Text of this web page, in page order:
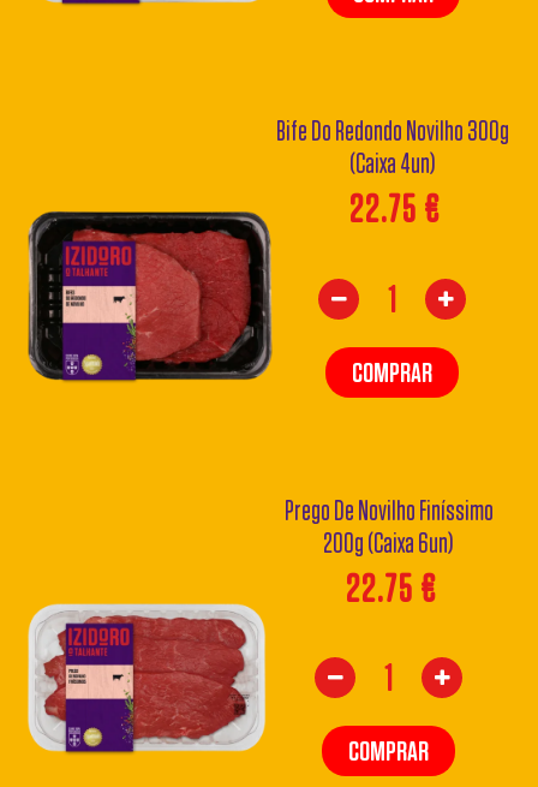
Bife Do Redondo Novilho 300g
(Caixa 4un)
22.75 €
COMPRAR
Prego De Novilho Finíssimo
200g (Caixa 6un)
22.75 €
COMPRAR